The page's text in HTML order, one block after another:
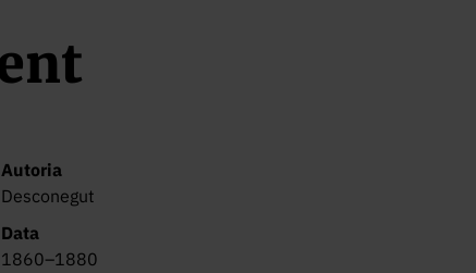
Autoria
Desconegut
Data
1860–1880